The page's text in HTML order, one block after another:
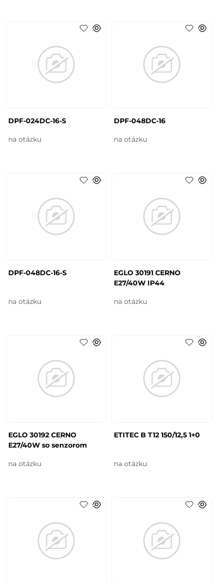
DPF-024DC-16-S
na otázku
DPF-048DC-16
na otázku
DPF-048DC-16-S
na otázku
EGLO 30191 CERNO
E27/40W IP44
na otázku
EGLO 30192 CERNO
E27/40W so senzorom
na otázku
ETITEC B T12 150/12,5 1+0
na otázku